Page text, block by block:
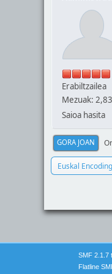
Erabiltzailea
Mezuak:
Saioa hasita
GORA JOAN
Euskal
SMF 2.1.7
Flatline